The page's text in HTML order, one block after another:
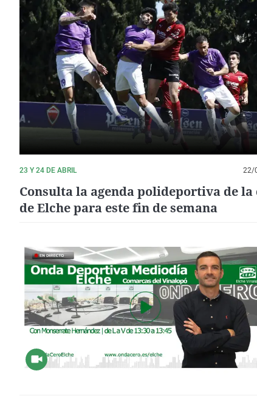
23 Y 24 DE ABRIL 22/
Consulta la agenda polideportiva de
de Elche para este fin de semana